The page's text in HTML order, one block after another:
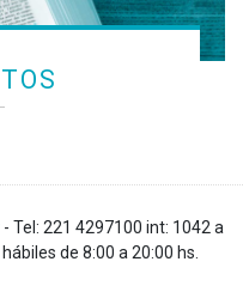
- Tel: 221 4297100 int: 1042 a
de 8:00 a 20:00 hs.